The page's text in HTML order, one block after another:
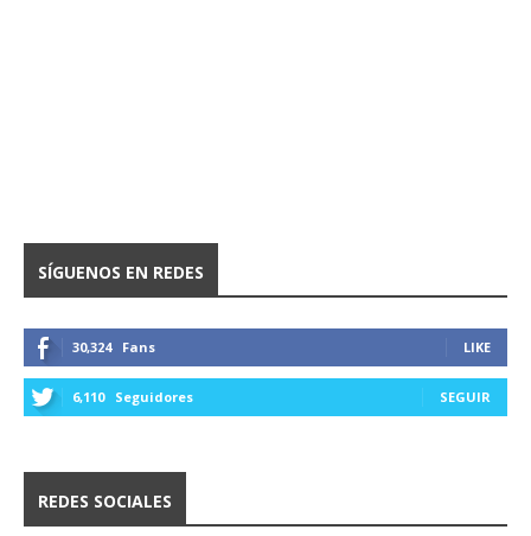
SÍGUENOS EN REDES
30,324 Fans LIKE
6,110 Seguidores SEGUIR
REDES SOCIALES